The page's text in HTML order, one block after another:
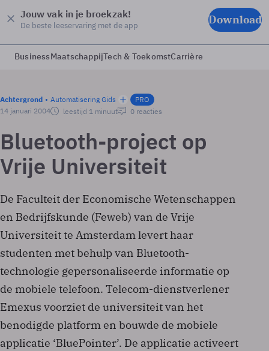
Jouw vak in je broekzak!
De beste leeservaring met de app Download
BusinessMaatschappijTech & ToekomstCarrière
Achtergrond Automatisering Gids
PRO
14 januari 2004
leestijd 1 minuut 0 reacties
Bluetooth-project op
Vrije Universiteit
De Faculteit der Economische Wetenschappen
en Bedrijfskunde (Feweb) van de Vrije
Universiteit te Amsterdam levert haar
studenten met behulp van Bluetooth-
technologie gepersonaliseerde informatie op
de mobiele telefoon. Telecom-dienstverlener
Emexus voorziet de universiteit van het
benodigde platform en bouwde de mobiele
applicatie ‘BluePointer’. De applicatie activeert